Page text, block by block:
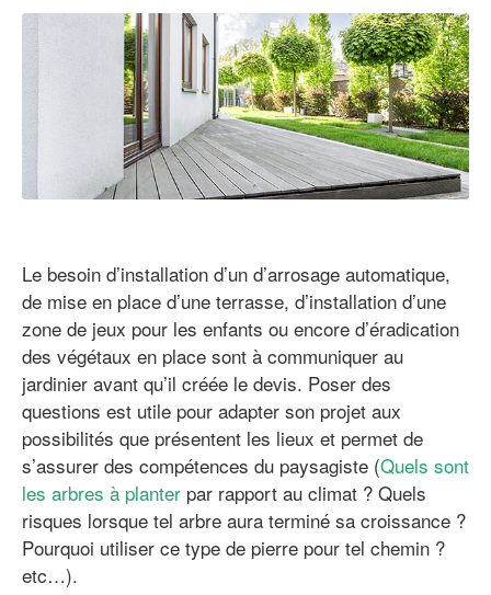
Le besoin d’installation d’un d’arrosage automatique,
de mise en place d’une terrasse, d’installation d’une
zone de jeux pour les enfants ou encore d’éradication
des végétaux en place sont à communiquer au
jardinier avant qu’il créée le devis. Poser des
questions est utile pour adapter son projet aux
possibilités que présentent les lieux et permet de
s’assurer des compétences du paysagiste (Quels sont
les arbres à planter par rapport au climat ? Quels
risques lorsque tel arbre aura terminé sa croissance ?
Pourquoi utiliser ce type de pierre pour tel chemin ?
etc…).